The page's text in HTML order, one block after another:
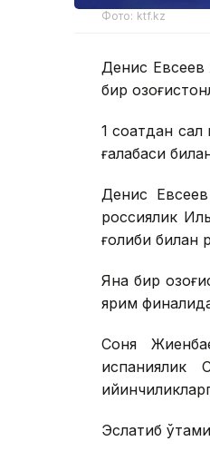
Фото: ktf.kz
Денис Евсеев
бир
1 соатдан
ғалабаси
Денис
россиялик
ғолиби билан
Яна бир
ярим
Соня
испаниялик
Эслатиб